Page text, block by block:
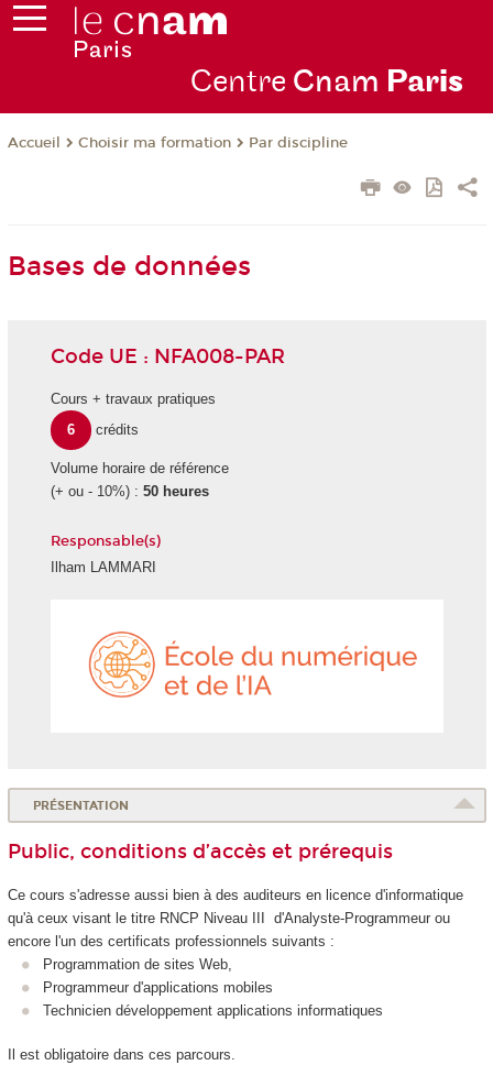
Centre Cnam Paris
Accueil Choisir ma formation Par discipline
Bases de données
Code UE : NFA008-PAR
Cours + travaux pratiques
6
crédits
Volume horaire de référence
(+ ou - 10%) : 50 heures
Responsable(s)
Ilham LAMMARI
PRÉSENTATION
Public, conditions d’accès et prérequis
Ce cours s'adresse aussi bien à des auditeurs en licence d'informatique
qu'à ceux visant le titre RNCP Niveau III d'Analyste-Programmeur ou
encore l'un des certificats professionnels suivants :
Programmation de sites Web,
Programmeur d'applications mobiles
Technicien développement applications informatiques
Il est obligatoire dans ces parcours.